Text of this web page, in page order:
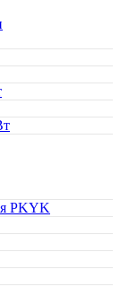
PKYK